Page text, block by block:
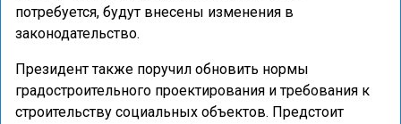
потребуется, будут внесены изменения в
законодательство.
Президент также поручил обновить нормы
градостроительного проектирования и требования к
строительству социальных объектов. Предстоит